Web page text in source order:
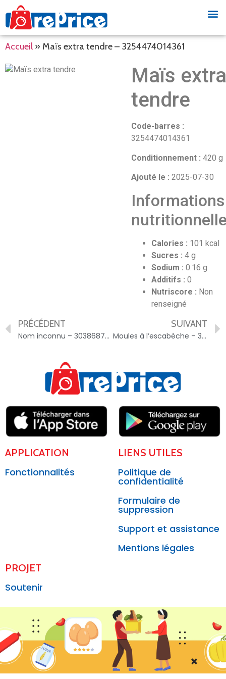
Accueil » Maïs extra tendre – 3254474014361
Maïs extra
tendre
Code-barres :
3254474014361
Conditionnement : 420 g
Ajouté le : 2025-07-30
Informations
Calories : 101 kcal
Sucres : 4 g
Sodium : 0.16 g
Additifs : 0
Nutriscore : Non
renseigné
PRÉCÉDENT
Nom inconnu – 3038687007514
SUIVANT
Moules à l’escabèche – 3700068145145
APPLICATION
Fonctionnalités
LIENS UTILES
Politique de
confidentialité
Formulaire de
suppression
Support et assistance
Mentions légales
PROJET
Soutenir